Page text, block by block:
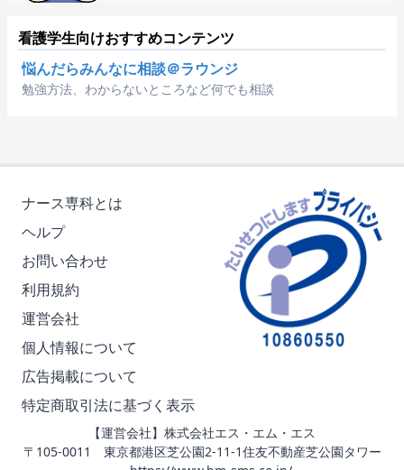
看護学生向けおすすめコンテンツ
悩んだらみんなに相談＠ラウンジ
勉強方法、わからないところなど何でも相談
ナース専科とは
ヘルプ
お問い合わせ
利用規約
運営会社
個人情報について
広告掲載について
特定商取引法に基づく表示
【運営会社】株式会社エス・エム・エス
〒105-0011 東京都港区芝公園2-11-1住友不動産芝公園タワー